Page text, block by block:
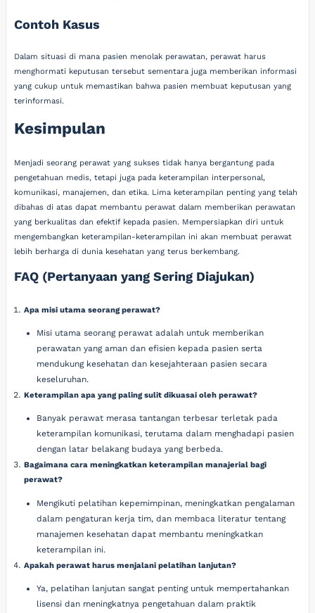
Contoh Kasus
Dalam situasi di mana pasien menolak perawatan, perawat harus
menghormati keputusan tersebut sementara juga memberikan informasi
yang cukup untuk memastikan bahwa pasien membuat keputusan yang
terinformasi.
Kesimpulan
Menjadi seorang perawat yang sukses tidak hanya bergantung pada
pengetahuan medis, tetapi juga pada keterampilan interpersonal,
komunikasi, manajemen, dan etika. Lima keterampilan penting yang telah
dibahas di atas dapat membantu perawat dalam memberikan perawatan
yang berkualitas dan efektif kepada pasien. Mempersiapkan diri untuk
mengembangkan keterampilan-keterampilan ini akan membuat perawat
lebih berharga di dunia kesehatan yang terus berkembang.
FAQ (Pertanyaan yang Sering Diajukan)
Apa misi utama seorang perawat?
Misi utama seorang perawat adalah untuk memberikan
perawatan yang aman dan efisien kepada pasien serta
mendukung kesehatan dan kesejahteraan pasien secara
keseluruhan.
Keterampilan apa yang paling sulit dikuasai oleh perawat?
Banyak perawat merasa tantangan terbesar terletak pada
keterampilan komunikasi, terutama dalam menghadapi pasien
dengan latar belakang budaya yang berbeda.
Bagaimana cara meningkatkan keterampilan manajerial bagi
perawat?
Mengikuti pelatihan kepemimpinan, meningkatkan pengalaman
dalam pengaturan kerja tim, dan membaca literatur tentang
manajemen kesehatan dapat membantu meningkatkan
keterampilan ini.
Apakah perawat harus menjalani pelatihan lanjutan?
Ya, pelatihan lanjutan sangat penting untuk mempertahankan
lisensi dan meningkatnya pengetahuan dalam praktik